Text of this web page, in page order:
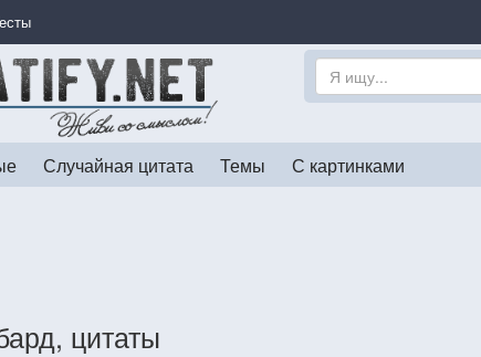
Случайная цитата Темы С картинками
цитаты